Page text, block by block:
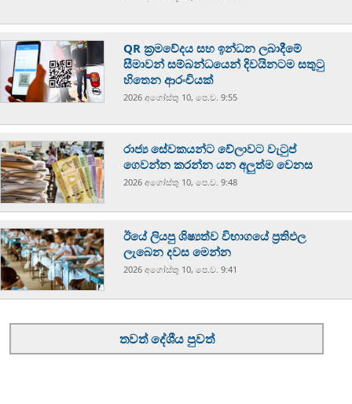
QR ක්‍රමවේදය සහ ඉන්ධන ලබාදීමේ
සීමාවන් සම්බන්ධයෙන් දිවයිනටම සතුටු
හිතෙන ආරංචියක්
2026 අගෝස්‍තු 10, පෙ.ව. 9:55
රාජ්‍ය සේවකයන්ට වේලාවට වැටුප්
ගෙවන්න කරන්න යන අලුත්ම වෙනස
2026 අගෝස්‍තු 10, පෙ.ව. 9:48
ඊයේ ලියපු ශිෂ්‍යත්ව විභාගයේ ප්‍රතිඵල
ලැබෙන දවස මෙන්න
2026 අගෝස්‍තු 10, පෙ.ව. 9:41
තවත් දේශීය පුවත්